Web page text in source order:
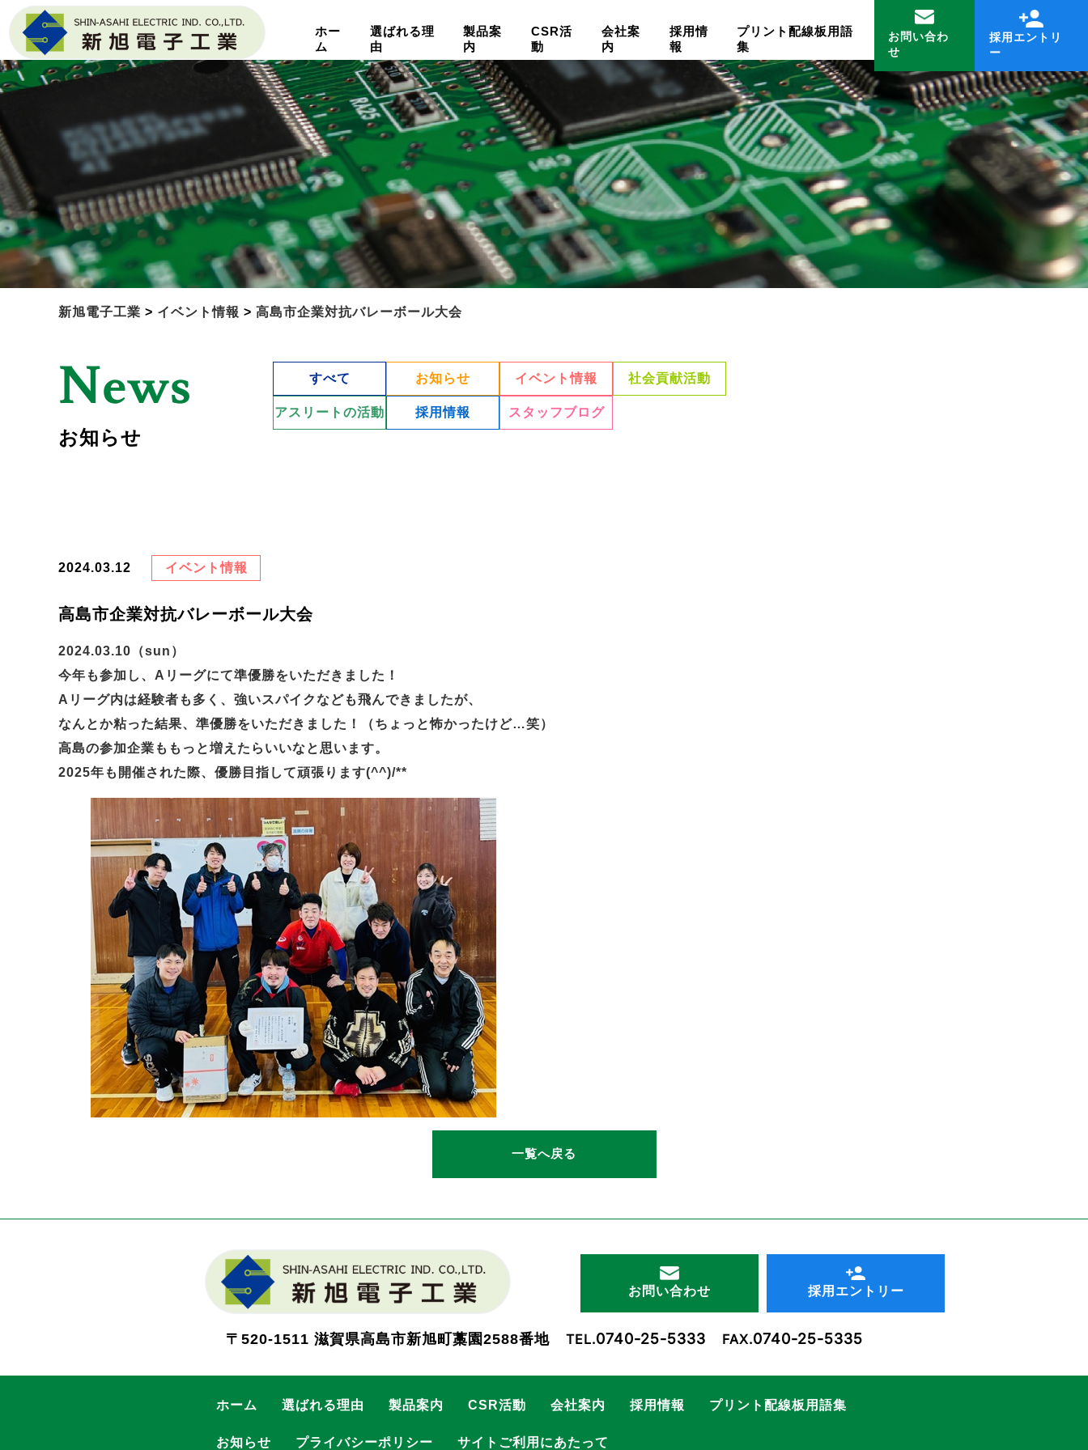
ホー
ム
選ばれる理
由
製品案
内
CSR活
動
会社案
内
採用情
報
プリント配線板用語
集
お問い合わ
せ
採用エントリ
ー
新旭電子工業 > イベント情報 > 高島市企業対抗バレーボール大会
News
お知らせ
すべて お知らせ イベント情報 社会貢献活動
アスリートの活動 採用情報 スタッフブログ
2024.03.12 イベント情報
高島市企業対抗バレーボール大会
2024.03.10（sun）
今年も参加し、Aリーグにて準優勝をいただきました！
Aリーグ内は経験者も多く、強いスパイクなども飛んできましたが、
なんとか粘った結果、準優勝をいただきました！（ちょっと怖かったけど…笑）
高島の参加企業ももっと増えたらいいなと思います。
2025年も開催された際、優勝目指して頑張ります(^^)/**
一覧へ戻る
お問い合わせ 採用エントリー
〒520-1511 滋賀県高島市新旭町藁園2588番地 TEL.0740-25-5333 FAX.0740-25-5335
ホーム 選ばれる理由 製品案内 CSR活動 会社案内 採用情報 プリント配線板用語集
お知らせ プライバシーポリシー サイトご利用にあたって